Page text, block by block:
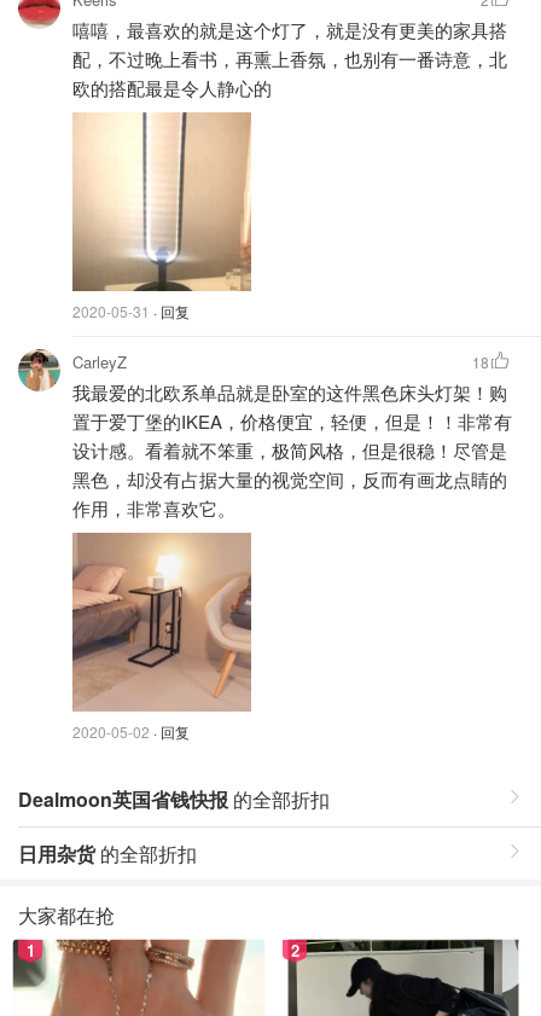
嘻嘻，最喜欢的就是这个灯了，就是没有更美的家具搭
配，不过晚上看书，再熏上香氛，也别有一番诗意，北
欧的搭配最是令人静心的
2020-05-31 · 回复
CarleyZ
我最爱的北欧系单品就是卧室的这件黑色床头灯架！购
置于爱丁堡的IKEA，价格便宜，轻便，但是！！非常有
设计感。看着就不笨重，极简风格，但是很稳！尽管是
黑色，却没有占据大量的视觉空间，反而有画龙点睛的
作用，非常喜欢它。
2020-05-02 · 回复
18
Dealmoon英国省钱快报 的全部折扣
日用杂货的全部折扣
大家都在抢
1 2